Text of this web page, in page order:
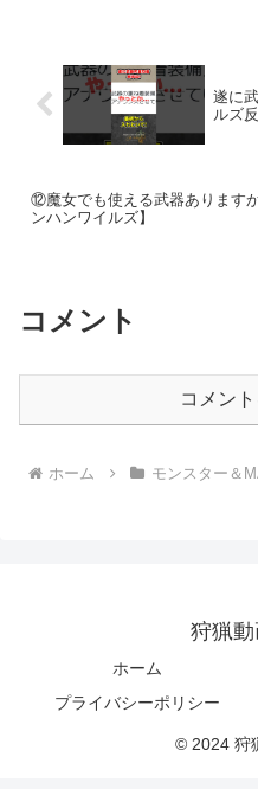
遂に
ルズ
⑫魔女でも使える武器あります
ンハンワイルズ】
コメント
コメン
ホーム モンスター＆
狩猟
ホーム
プライバシーポリシー
© 2024 狩